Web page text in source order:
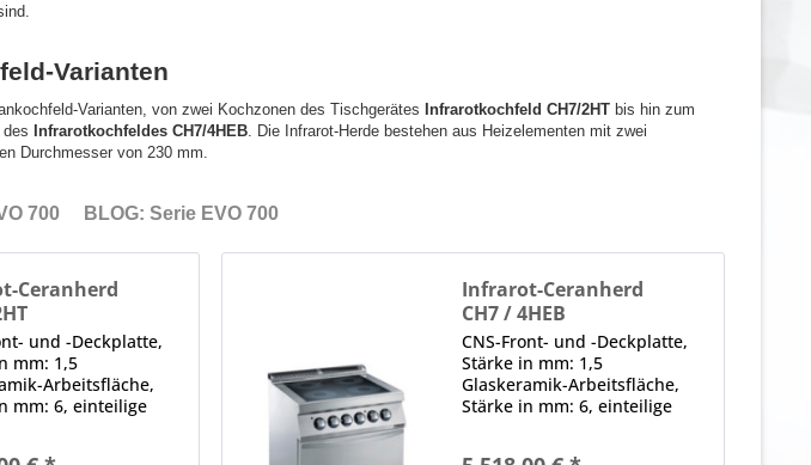
Varianten
Varianten, von zwei Kochzonen des Tischgerätes Infrarotkochfeld CH7/2HT bis hin zum
Infrarotkochfeldes CH7/4HEB. Die Infrarot-Herde bestehen aus Heizelementen mit zwei
Durchmesser von 230 mm.
700 BLOG: Serie EVO 700
Ceranherd
und -Deckplatte,
mm: 1,5
Arbeitsfläche,
mm: 6, einteilige
Infrarot-Ceranherd
CH7 / 4HEB
CNS-Front- und -Deckplatte,
Stärke in mm: 1,5
Glaskeramik-Arbeitsfläche,
Stärke in mm: 6, einteilige